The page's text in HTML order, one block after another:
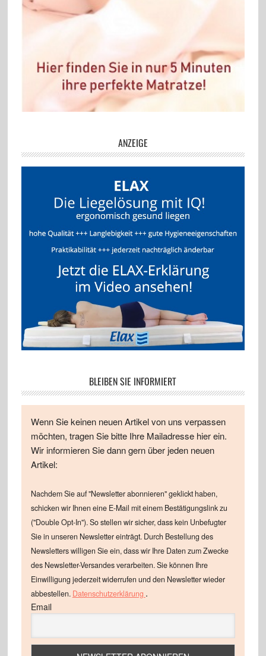
ANZEIGE
BLEIBEN SIE INFORMIERT
Wenn Sie keinen neuen Artikel von uns verpassen
möchten, tragen Sie bitte Ihre Mailadresse hier ein.
Wir informieren Sie dann gern über jeden neuen
Artikel:
Nachdem Sie auf "Newsletter abonnieren" geklickt haben,
schicken wir Ihnen eine E-Mail mit einem Bestätigungslink zu
("Double Opt-In"). So stellen wir sicher, dass kein Unbefugter
Sie in unseren Newsletter einträgt. Durch Bestellung des
Newsletters willigen Sie ein, dass wir Ihre Daten zum Zwecke
des Newsletter-Versandes verarbeiten. Sie können Ihre
Einwilligung jederzeit widerrufen und den Newsletter wieder
abbestellen. Datenschutzerklärung .
Email